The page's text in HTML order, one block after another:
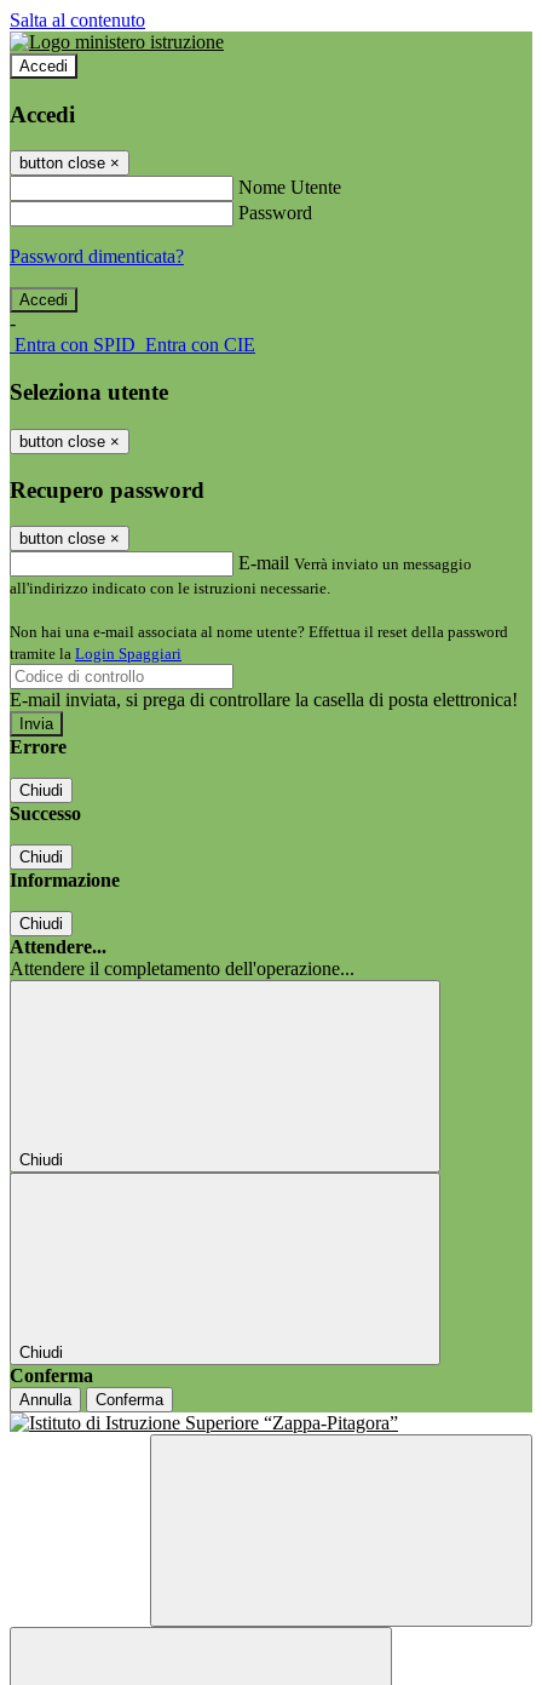
Salta al contenuto
Accedi
Accedi
button close ×
Nome Utente
Password
Password dimenticata?
-
Entra con SPID Entra con CIE
Seleziona utente
button close ×
Recupero password
button close ×
E-mail Verrà inviato un messaggio
all'indirizzo indicato con le istruzioni necessarie.
Non hai una e-mail associata al nome utente? Effettua il reset della password
tramite la Login Spaggiari
E-mail inviata, si prega di controllare la casella di posta elettronica!
Errore
Chiudi
Successo
Chiudi
Informazione
Chiudi
Attendere...
Attendere il completamento dell'operazione...
Chiudi
Chiudi
Conferma
Annulla Conferma